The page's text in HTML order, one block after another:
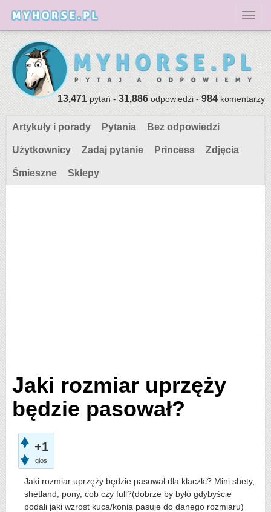
13,471pytań -31,886odpowiedzi -984komentarzy
Artykuły i porady Pytania Bez odpowiedzi
Użytkownicy Zadaj pytanie Princess Zdjęcia
Śmieszne Sklepy
Jaki rozmiar uprzęży
będzie pasował?
+1
głos
Jaki rozmiar uprzęży będzie pasował dla klaczki? Mini shety,
shetland, pony, cob czy full?(dobrze by było gdybyście
podali jaki wzrost kuca/konia pasuje do danego rozmiaru)